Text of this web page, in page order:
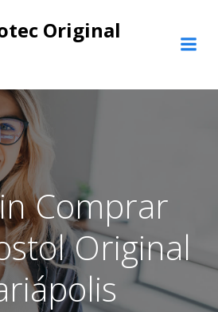
para
Original
Comprar
Original